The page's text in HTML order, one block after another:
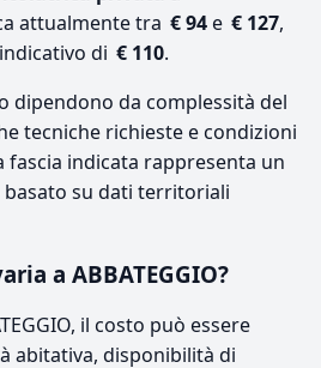
attualmente tra € 94e € 127,
di € 110.
dipendono da complessità del
tecniche richieste e condizioni
fascia indicata rappresenta un
su dati territoriali
a ABBATEGGIO?
il costo può essere
abitativa, disponibilità di